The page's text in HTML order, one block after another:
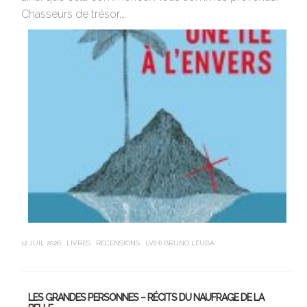
Chasseurs de trésor,…
12 JUIL 2026 LIVRES RECENSIONS LV(H) BRUNO LEUBA
LES GRANDES PERSONNES – RÉCITS DU NAUFRAGE DE LA